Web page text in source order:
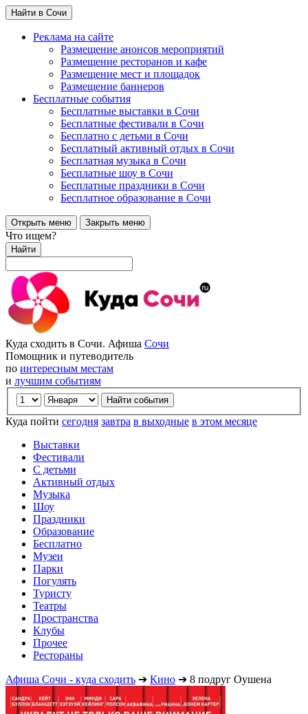
Найти в Сочи
Реклама на сайте
Размещение анонсов мероприятий
Размещение ресторанов и кафе
Размещение мест и площадок
Размещение баннеров
Бесплатные события
Бесплатные выставки в Сочи
Бесплатные фестивали в Сочи
Бесплатно с детьми в Сочи
Бесплатный активный отдых в Сочи
Бесплатная музыка в Сочи
Бесплатные шоу в Сочи
Бесплатные праздники в Сочи
Бесплатное образование в Сочи
Открыть меню Закрыть меню
Что ищем?
Найти
Куда сходить в Сочи. Афиша Сочи
Помощник и путеводитель
по интересным местам
и лучшим событиям
Куда пойти сегодня завтра в выходные в этом месяце
Выставки
Фестивали
С детьми
Активный отдых
Музыка
Шоу
Праздники
Образование
Бесплатно
Музеи
Парки
Погулять
Туристу
Театры
Пространства
Клубы
Прочее
Рестораны
Афиша Сочи - куда сходить ➔ Кино ➔ 8 подруг Оушена